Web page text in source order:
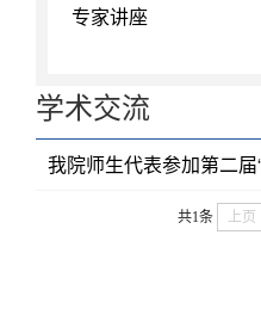
专家讲座
学术交流
我院师生代表参加第二
共1条 上页